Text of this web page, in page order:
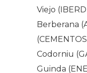
Viejo
Berberana
Codorniu
Guinda